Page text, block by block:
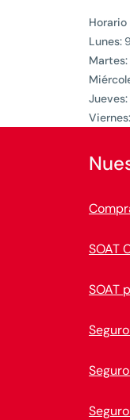
Lunes:
Martes:
Jueves:
Viernes:
SOAT
SOAT